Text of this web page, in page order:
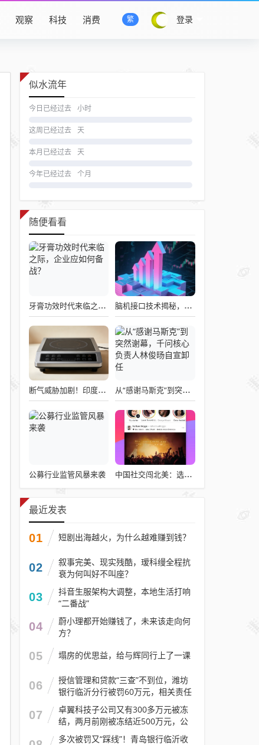
登录
繁
观察 科技 消费
似水流年
今日已经过去 小时
这周已经过去 天
本月已经过去 天
今年已经过去 个月
随便看看
牙膏功效时代来临之际，企业应如何备战？ 脑机接口技术揭秘，引领读心术革命的领跑者大盘点
断气威胁加剧！印度民众疯抢电磁炉 制造商将从中国空运部件 从“感谢马斯克”到突然谢幕，千问核心负责人林俊旸自宣卸任
公募行业监管风暴来袭 中国社交闯北美：选择远大于努力
最近发表
01 短剧出海越火，为什么越难赚到钱？
02
叙事完美、现实残酷，瑷科缦全程抗
衰为何叫好不叫座？
03
抖音生服架构大调整，本地生活打响
“二番战”
04
蔚小理都开始赚钱了，未来该走向何
方？
05 塌房的优思益，给与辉同行上了一课
06
授信管理和贷款“三查”不到位，潍坊
银行临沂分行被罚60万元，相关责任
人被警告
07
卓翼科技子公司又有300多万元被冻
结，两月前刚被冻结近500万元，公
司去年预计亏损至少2.1亿元
多次被罚又“踩线”！青岛银行临沂收